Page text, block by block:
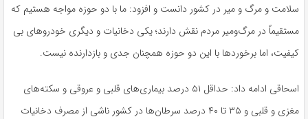
سلامت و مرگ و میر در کشور دانست و افزود: ما با دو حوزه مواجه هستیم که
مستقیماً در مرگ‌ومیر مردم نقش دارند؛ یکی دخانیات و دیگری خودروهای بی
کیفیت، اما برخوردها با این دو حوزه همچنان جدی و بازدارنده نیست.
اسحاقی ادامه داد: حداقل ۵۱ درصد بیماری‌های قلبی و عروقی و سکته‌های
مغزی و قلبی و ۳۵ تا ۴۰ درصد سرطان‌ها در کشور ناشی از مصرف دخانیات